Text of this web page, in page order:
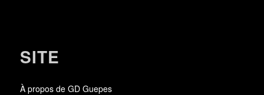
SITE
À propos de GD Guepes